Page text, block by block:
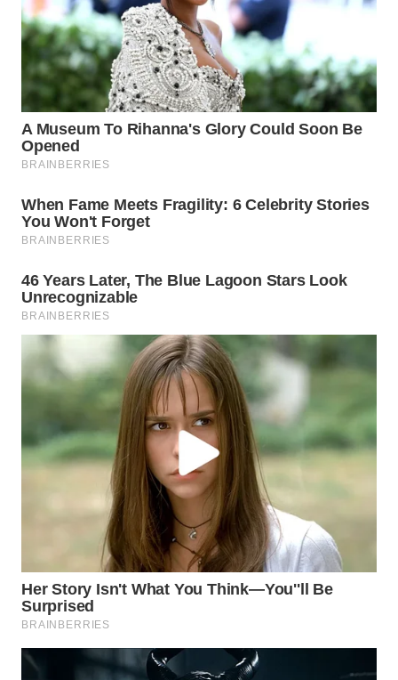
SUMEDANG
WN
CIANJUR
WN
KEPULAUAN
SERIBU
WN
TANGERANG
WN
BINJAI
CIREBON
INDRAMAYU
MAJALENGKA
WN
SUBANG